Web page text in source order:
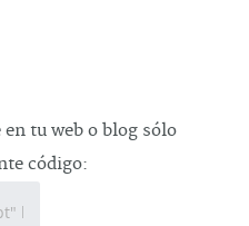
tu web o blog sólo
código: